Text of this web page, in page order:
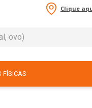
Clique
FÍSICAS